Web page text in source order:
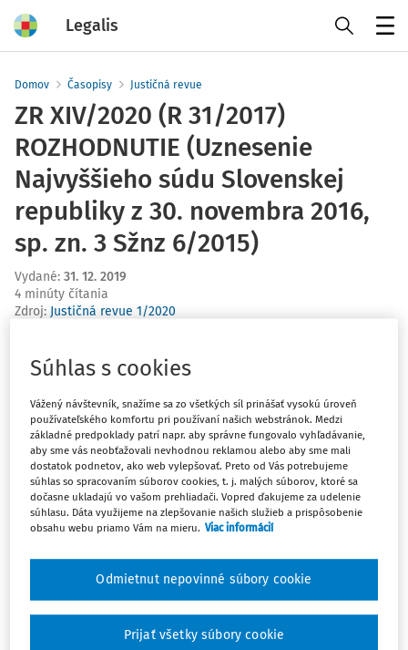
Legalis
Domov Časopisy Justičná revue
ZR XIV/2020 (R 31/2017)
ROZHODNUTIE (Uznesenie
Najvyššieho súdu Slovenskej
republiky z 30. novembra 2016,
sp. zn. 3 Sžnz 6/2015)
Vydané: 31. 12. 2019
4 minúty čítania
Zdroj: Justičná revue 1/2020
– 60.
I. O výške náhrady trov konania podľa Správneho
súdneho poriadku rozhodne správny súd po
právoplatnosti rozhodnutia, ktorým sa konanie končí, a
to samostatným uznesením vydaným súdnym
úradníkom (§ 175 ods. 2 Správneho súdneho poriadku).
II. Na Najvyššom súde Slovenskej republiky vykonáva v
činnosti asistent sudcu, ktorého postavenie
Súhlas s cookies
Vážený návštevník, snažíme sa zo všetkých síl prinášať vysokú úroveň
používateľského komfortu pri používaní našich webstránok. Medzi
základné predpoklady patrí napr. aby správne fungovalo vyhľadávanie,
aby sme vás neobťažovali nevhodnou reklamou alebo aby sme mali
dostatok podnetov, ako web vylepšovať. Preto od Vás potrebujeme
súhlas so spracovaním súborov cookies, t. j. malých súborov, ktoré sa
dočasne ukladajú vo vašom prehliadači. Vopred ďakujeme za udelenie
súhlasu. Dáta využijeme na zlepšovanie našich služieb a prispôsobenie
obsahu webu priamo Vám na mieru. Viac informácií
Odmietnut nepovinné súbory cookie
Prijať všetky súbory cookie